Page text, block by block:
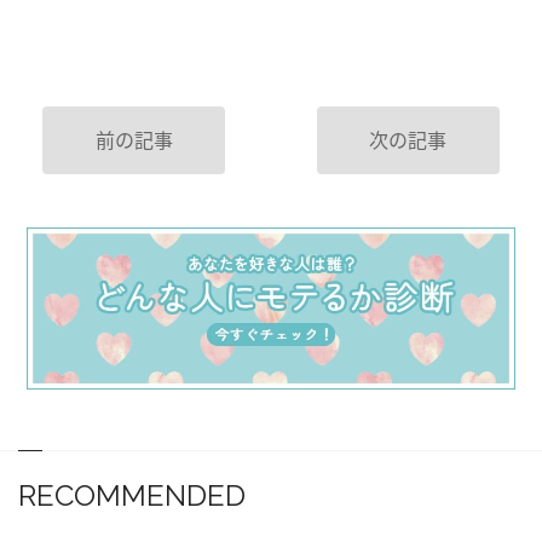
前の記事 次の記事
RECOMMENDED